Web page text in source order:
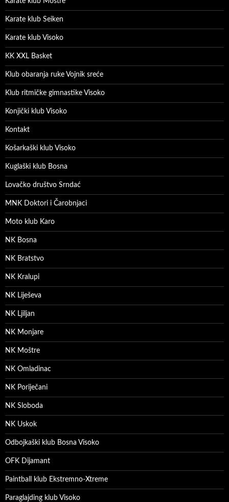
Karate klub Seiken
Karate klub Visoko
KK XXL Basket
Klub obaranja ruke Vojnik sreće
Klub ritmičke gimnastike Visoko
Konjički klub Visoko
Kontakt
Košarkaški klub Visoko
Kuglaški klub Bosna
Lovačko društvo Srndać
MNK Doktori i Čarobnjaci
Moto klub Karo
NK Bosna
NK Bratstvo
NK Kralupi
NK Liješeva
NK Ljiljan
NK Monjare
NK Moštre
NK Omladinac
NK Poriječani
NK Sloboda
NK Uskok
Odbojkaški klub Bosna Visoko
OFK Dijamant
Paintball klub Ekstremno-Xtreme
Paraglajding klub Visoko